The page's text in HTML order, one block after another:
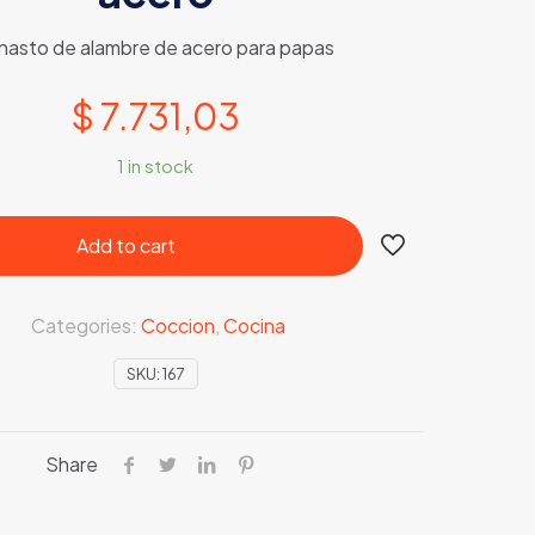
de alambre de acero para papas
$ 7.731,03
1 in stock
Add to cart
SKU:167
Categories: Coccion,Cocina
Share